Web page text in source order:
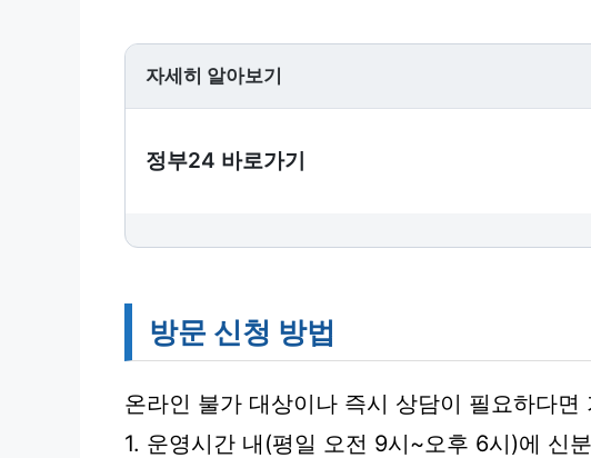
자세히 알아보기
정부24 바로가기
방문 신청 방법
온라인 불가 대상이나 즉시 상담이 필요하다
1. 운영시간 내(평일 오전 9시~오후 6시)에 신